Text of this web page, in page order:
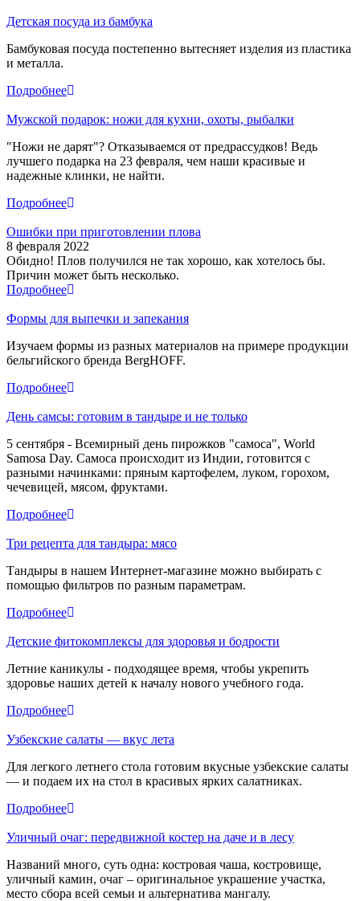
Детская посуда из бамбука
Бамбуковая посуда постепенно вытесняет изделия из пластика
и металла.
Подробнее
Мужской подарок: ножи для кухни, охоты, рыбалки
"Ножи не дарят"? Отказываемся от предрассудков! Ведь
лучшего подарка на 23 февраля, чем наши красивые и
надежные клинки, не найти.
Подробнее
Ошибки при приготовлении плова
8 февраля 2022
Обидно! Плов получился не так хорошо, как хотелось бы.
Причин может быть несколько.
Подробнее
Формы для выпечки и запекания
Изучаем формы из разных материалов на примере продукции
бельгийского бренда BergHOFF.
Подробнее
День самсы: готовим в тандыре и не только
5 сентября - Всемирный день пирожков "самоса", World
Samosa Day. Самоса происходит из Индии, готовится с
разными начинками: пряным картофелем, луком, горохом,
чечевицей, мясом, фруктами.
Подробнее
Три рецепта для тандыра: мясо
Тандыры в нашем Интернет-магазине можно выбирать с
помощью фильтров по разным параметрам.
Подробнее
Детские фитокомплексы для здоровья и бодрости
Летние каникулы - подходящее время, чтобы укрепить
здоровье наших детей к началу нового учебного года.
Подробнее
Узбекские салаты — вкус лета
Для легкого летнего стола готовим вкусные узбекские салаты
— и подаем их на стол в красивых ярких салатниках .
Подробнее
Уличный очаг: передвижной костер на даче и в лесу
Названий много, суть одна: костровая чаша, костровище,
уличный камин, очаг – оригинальное украшение участка,
место сбора всей семьи и альтернатива мангалу.